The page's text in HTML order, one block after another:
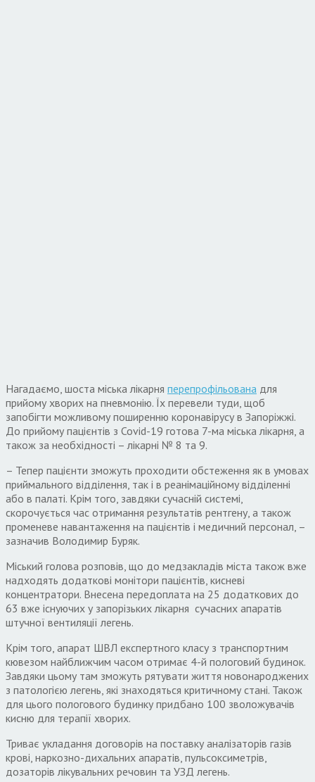
Нагадаємо, шоста міська лікарня перепрофільована для
прийому хворих на пневмонію. Їх перевели туди, щоб
запобігти можливому поширенню коронавірусу в Запоріжжі.
До прийому пацієнтів з Covid-19 готова 7-ма міська лікарня, а
також за необхідності – лікарні № 8 та 9.
– Тепер пацієнти зможуть проходити обстеження як в умовах
приймального відділення, так і в реанімаційному відділенні
або в палаті. Крім того, завдяки сучасній системі,
скорочується час отримання результатів рентгену, а також
променеве навантаження на пацієнтів і медичний персонал, –
зазначив Володимир Буряк.
Міський голова розповів, що до медзакладів міста також вже
надходять додаткові монітори пацієнтів, кисневі
концентратори. Внесена передоплата на 25 додаткових до
63 вже існуючих у запорізьких лікарня сучасних апаратів
штучної вентиляції легень.
Крім того, апарат ШВЛ експертного класу з транспортним
кювезом найближчим часом отримає 4-й пологовий будинок.
Завдяки цьому там зможуть рятувати життя новонароджених
з патологією легень, які знаходяться критичному стані. Також
для цього пологового будинку придбано 100 зволожувачів
кисню для терапії хворих.
Триває укладання договорів на поставку аналізаторів газів
крові, наркозно-дихальних апаратів, пульсоксиметрів,
дозаторів лікувальних речовин та УЗД легень.